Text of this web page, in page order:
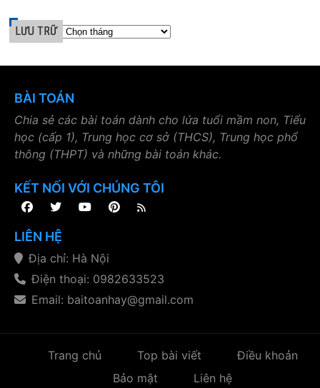
LƯU TRỮ
BÀI TOÁN
Chia sẻ các bài toán dành cho lứa tuổi mầm non, Tiểu
học (cấp 1), Trung học cơ sở (THCS), Trung học phổ
thông (THPT) và những bài toán khác.
KẾT NỐI VỚI CHÚNG TÔI
LIÊN HỆ
Địa chỉ: Hà Nội
Điện thoại: 0982633523
Email: baitoanhay@gmail.com
Trang chủ Top bài viết
Điều khoản
Bảo mật
Liên hệ